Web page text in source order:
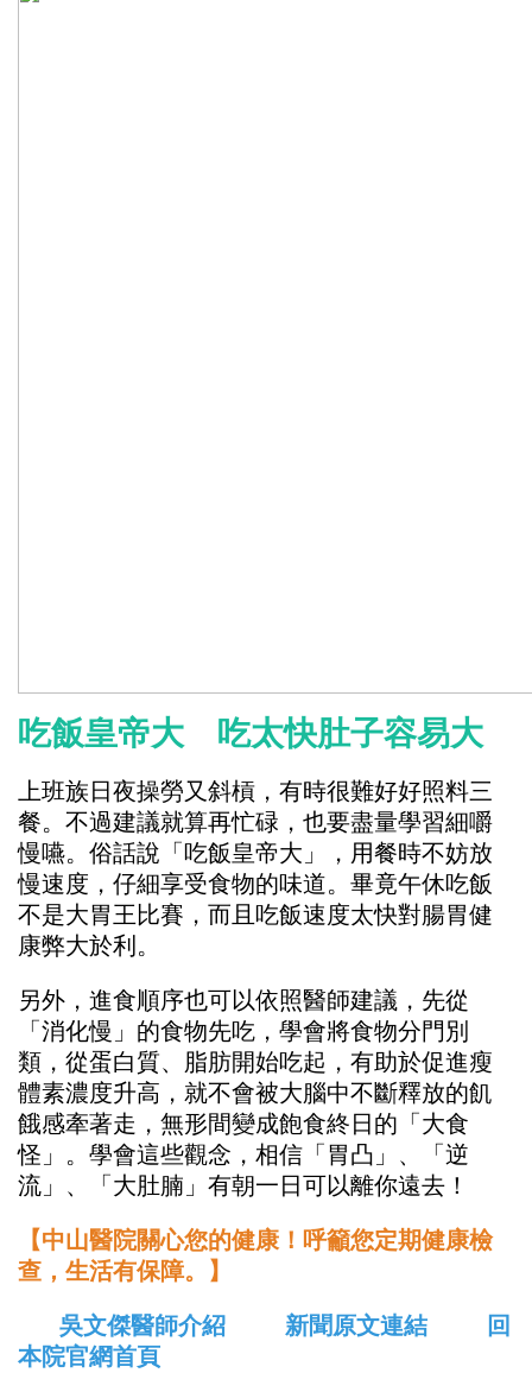
吃飯皇帝大 吃太快肚子容易大
上班族日夜操勞又斜槓，有時很難好好照料三
餐。不過建議就算再忙碌，也要盡量學習細嚼
慢嚥。俗話說「吃飯皇帝大」，用餐時不妨放
慢速度，仔細享受食物的味道。畢竟午休吃飯
不是大胃王比賽，而且吃飯速度太快對腸胃健
康弊大於利。
另外，進食順序也可以依照醫師建議，先從
「消化慢」的食物先吃，學會將食物分門別
類，從蛋白質、脂肪開始吃起，有助於促進瘦
體素濃度升高，就不會被大腦中不斷釋放的飢
餓感牽著走，無形間變成飽食終日的「大食
怪」。學會這些觀念，相信「胃凸」、「逆
流」、「大肚腩」有朝一日可以離你遠去！
【中山醫院關心您的健康！呼籲您定期健康檢
查，生活有保障。】
吳文傑醫師介紹
新聞原文連結
回
本院官網首頁